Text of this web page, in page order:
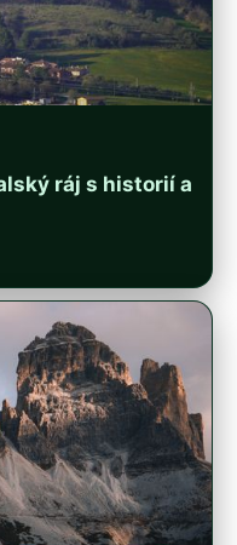
ráj s historií a